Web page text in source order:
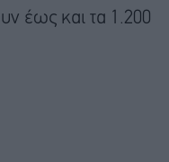
έως και τα 1.200